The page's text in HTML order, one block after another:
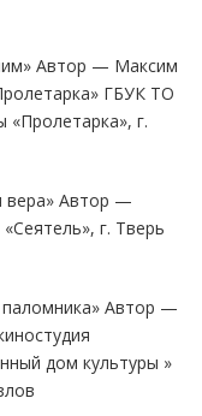
Автор — Максим
ГБУК ТО
«Пролетарка», г.
Автор —
г. Тверь
Автор —
дом культуры »